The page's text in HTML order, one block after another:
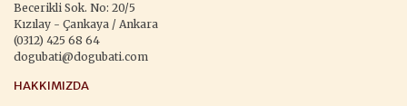
Becerikli Sok. No: 20/5
Kızılay - Çankaya / Ankara
(0312) 425 68 64
dogubati@dogubati.com
HAKKIMIZDA